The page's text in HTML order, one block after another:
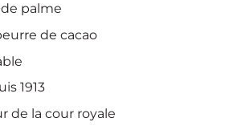
palme
de cacao
1913
de la cour royale